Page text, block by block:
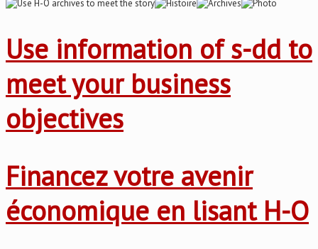
Use information of s-dd to
meet your business
objectives
Financez votre avenir
économique en lisant H-O